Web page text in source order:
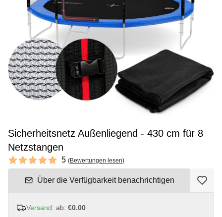
Sicherheitsnetz Außenliegend - 430 cm für 8
Netzstangen
Reviews
5 out of 5 stars 5 (Bewertungen lesen)
Über die Verfügbarkeit benachrichtigen
Versand: ab: €0.00